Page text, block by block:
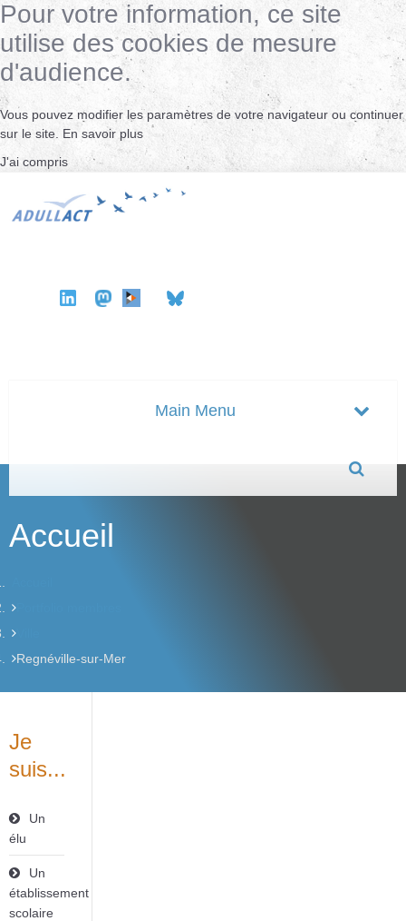
Pour votre information, ce site
utilise des cookies de mesure
d'audience.
Vous pouvez modifier les paramètres de votre navigateur ou continuer
sur le site. En savoir plus
J'ai compris
Accueil
Regnéville-sur-Mer
Je
suis...
Un
élu
Un
établissement
scolaire